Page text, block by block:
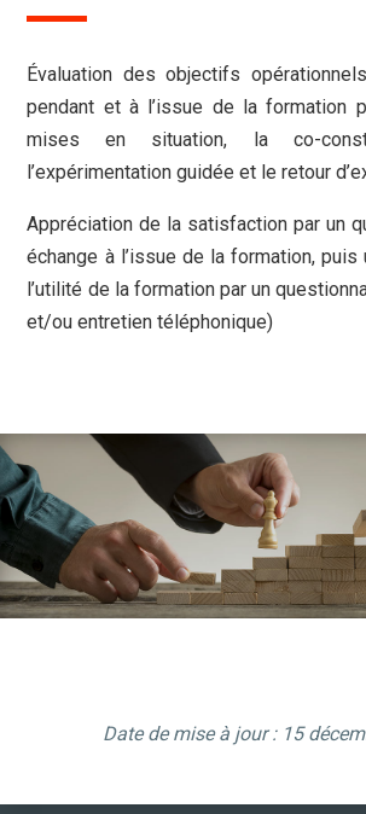
Évaluation des objectifs
pendant et à l’issue de la formation
mises en situation, la co-
l’expérimentation guidée et le retour
Appréciation de la satisfaction par un
échange à l’issue de la formation, puis
l’utilité de la formation par un
et/ou entretien téléphonique)
Date de mise à jour : 15